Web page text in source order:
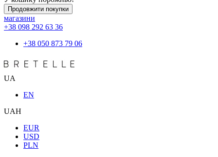
Продовжити покупки
магазини
+38 098 292 63 36
+38 050 873 79 06
UA
EN
UAH
EUR
USD
PLN